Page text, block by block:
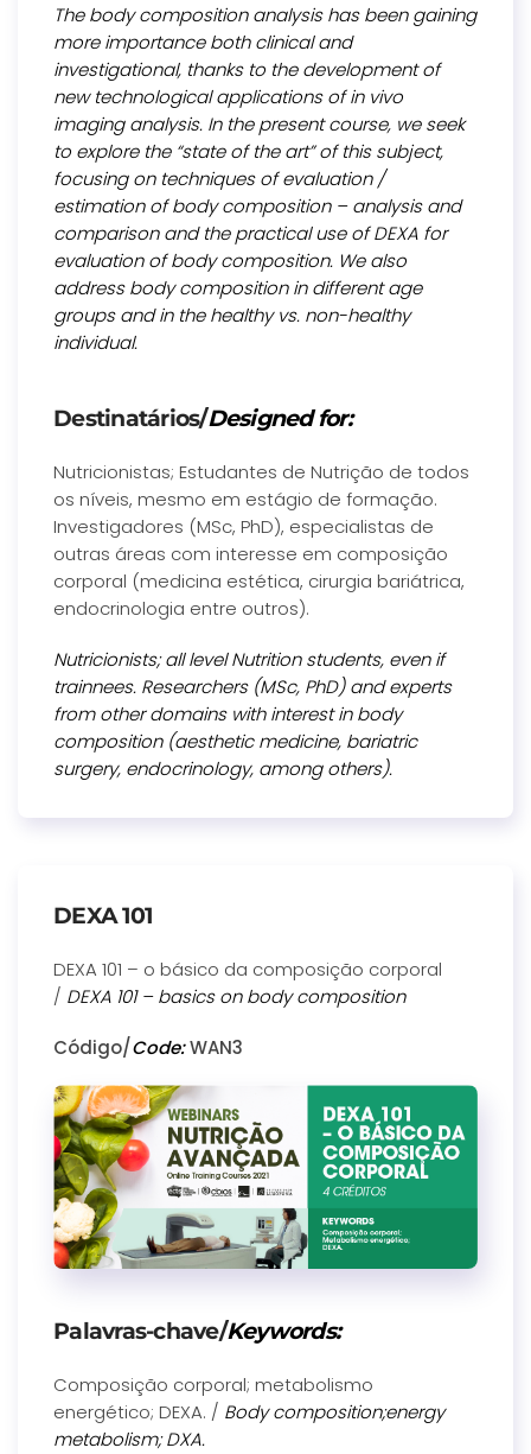
The body composition analysis has been gaining
more importance both clinical and
investigational, thanks to the development of
new technological applications of in vivo
imaging analysis. In the present course, we seek
to explore the “state of the art” of this subject,
focusing on techniques of evaluation /
estimation of body composition – analysis and
comparison and the practical use of DEXA for
evaluation of body composition. We also
address body composition in different age
groups and in the healthy vs. non-healthy
individual.
Destinatários/Designed for:
Nutricionistas; Estudantes de Nutrição de todos
os níveis, mesmo em estágio de formação.
Investigadores (MSc, PhD), especialistas de
outras áreas com interesse em composição
corporal (medicina estética, cirurgia bariátrica,
endocrinologia entre outros).
Nutricionists; all level Nutrition students, even if
trainnees. Researchers (MSc, PhD) and experts
from other domains with interest in body
composition (aesthetic medicine, bariatric
surgery, endocrinology, among others).
DEXA 101
DEXA 101 – o básico da composição corporal
/ DEXA 101 – basics on body composition
Código/Code:WAN3
Palavras-chave/Keywords:
Composição corporal; metabolismo
energético; DEXA. / Body composition;energy
metabolism; DXA.